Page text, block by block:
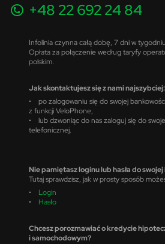
+48 22 692 24 84
Infolinia czynna całą dobę, 7 dni w
Opłata za połączenie według taryfy
polskim.
Jak skontaktujesz się z nami najszybciej:
• po zalogowaniu się do swojej
z funkcji VeloPhone,
• lub dzwoniąc do nas zaloguj się do
telefonicznej.
Nie pamiętasz loginu lub hasła do
Tutaj sprawdzisz, jak w prosty sposób
• Login
• Hasło
Chcesz porozmawiać o kredycie
i samochodowym?